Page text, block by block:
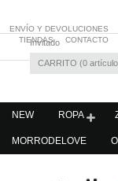
Invitado
CARRITO 0
ENVÍO Y DEVOLUCIONES
TIENDAS
CONTACTO
NEW ROPA
MORRODELOVE